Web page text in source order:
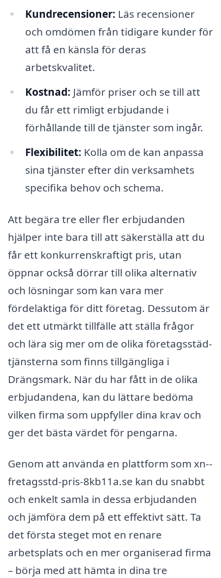
Kundrecensioner: Läs recensioner
och omdömen från tidigare kunder för
att få en känsla för deras
arbetskvalitet.
Kostnad: Jämför priser och se till att
du får ett rimligt erbjudande i
förhållande till de tjänster som ingår.
Flexibilitet: Kolla om de kan anpassa
sina tjänster efter din verksamhets
specifika behov och schema.
Att begära tre eller fler erbjudanden
hjälper inte bara till att säkerställa att du
får ett konkurrenskraftigt pris, utan
öppnar också dörrar till olika alternativ
och lösningar som kan vara mer
fördelaktiga för ditt företag. Dessutom är
det ett utmärkt tillfälle att ställa frågor
och lära sig mer om de olika företagsstäd-
tjänsterna som finns tillgängliga i
Drängsmark. När du har fått in de olika
erbjudandena, kan du lättare bedöma
vilken firma som uppfyller dina krav och
ger det bästa värdet för pengarna.
Genom att använda en plattform som xn--
fretagsstd-pris-8kb11a.se kan du snabbt
och enkelt samla in dessa erbjudanden
och jämföra dem på ett effektivt sätt. Ta
det första steget mot en renare
arbetsplats och en mer organiserad firma
– börja med att hämta in dina tre